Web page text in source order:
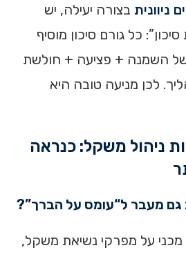
ניוונית בצורה יעילה, יש
כל גורם סיכון מוסיף
השמנה + פציעה + חולשת
לכן מניעה טובה היא
ניהול משקל: כנראה
על מפרקי נשיאת משקל,